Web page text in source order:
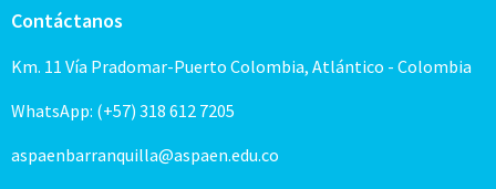
Contáctanos
Km. 11 Vía Pradomar-Puerto Colombia, Atlántico - Colombia
WhatsApp: (+57) 318 612 7205
aspaenbarranquilla@aspaen.edu.co